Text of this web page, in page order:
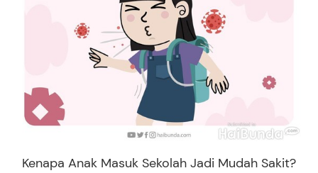
Kenapa Anak Masuk Sekolah Jadi Mudah Sakit?